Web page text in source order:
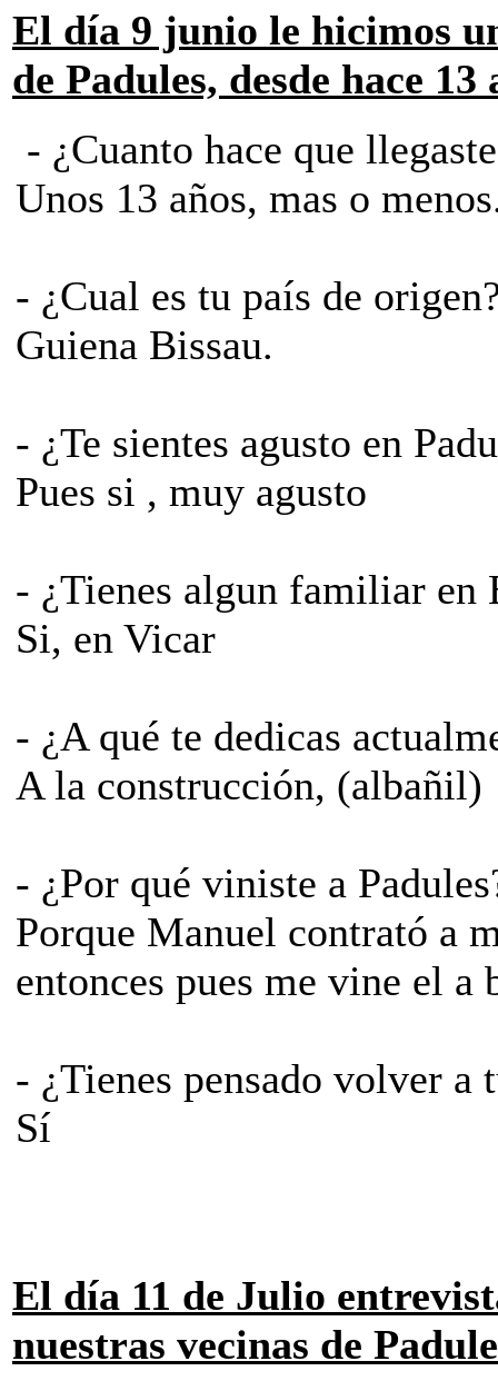
El día 9 junio le hicimos
de Padules, desde hace 13
- ¿Cuanto hace que
­Unos 13 años, mas o
-­ ¿Cual es tu país de
­Guiena Bissau.
­- ¿Te sientes agusto en
­Pues si , muy agusto
­- ¿Tienes algun familiar en
­Si, en Vicar
­- ¿A qué te dedicas
­A la construcción, (albañil)
­- ¿Por qué viniste a
­Porque Manuel contrató a
entonces pues me vine el a
­- ¿Tienes pensado volver a
­Sí
El día 11 de Julio
nuestras vecinas de